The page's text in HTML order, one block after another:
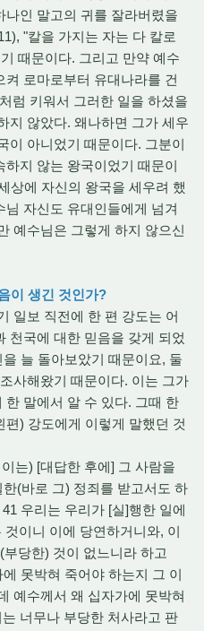
나인 말고의 귀를 잘라버렸을
"칼을 가지는 자는 다 칼로
때문이다. 그리고 만약 예수
로마로부터 유대나라를 건
럼 키워서 그러한 일을 하셨을
지 않았다. 왜나하면 그가 세우
이 아니었기 때문이다. 그분이
지 않는 왕국이었기 때문이
상에 자신의 왕국을 세우려 했
자신도 유대인들에게 넘겨
예수님은 그렇게 하지 않으신
이 생긴 것인가?
일보 직전에 한 편 강도는 어
천국에 대한 믿음을 갖게 되었
늘 돌아보았기 때문이요, 둘
사해왔기 때문이다. 이는 그가
말에서 알 수 있다. 그때 한
) 강도에게 이렇게 말했던 것
는) [대답한 후에] 그 사람을
(바로 그) 정죄를 받고서도 하
우리는 우리가 [실]행한 일에
이니 이에 당연하거니와, 이
당한) 것이 없느니라 하고
못박혀 죽어야 하는지 그 이
예수께서 왜 십자가에 못박혀
너무나 부당한 처사라고 판